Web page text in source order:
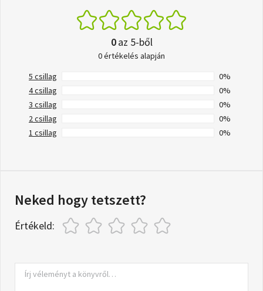
0az 5-ből
0 értékelés alapján
5 csillag
0%
4 csillag
0%
3 csillag
0%
2 csillag
0%
1 csillag
0%
Neked hogy tetszett?
Értékeld: